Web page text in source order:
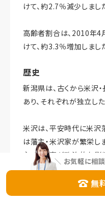
けて、約2.7％減少しまし
高齢者割合は、2010年
けて、約3.3％増加しまし
歴史
新潟県は、古くから米沢
あり、それぞれが独立し
米沢は、平安時代に米沢
は藩主・米沢家が繁栄し
主・米沢家が政治的な影
した。
長岡は、平安時代には長
＼ お気軽に相
無